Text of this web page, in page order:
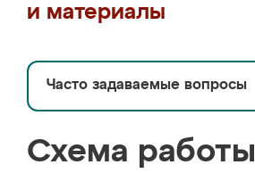
и материалы
Часто задаваемые вопросы
Схема работы